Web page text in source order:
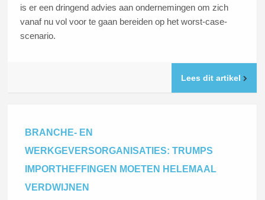
is er een dringend advies aan ondernemingen om zich
vanaf nu vol voor te gaan bereiden op het worst-case-
scenario.
Lees dit artikel
BRANCHE- EN
WERKGEVERSORGANISATIES: TRUMPS
IMPORTHEFFINGEN MOETEN HELEMAAL
VERDWIJNEN